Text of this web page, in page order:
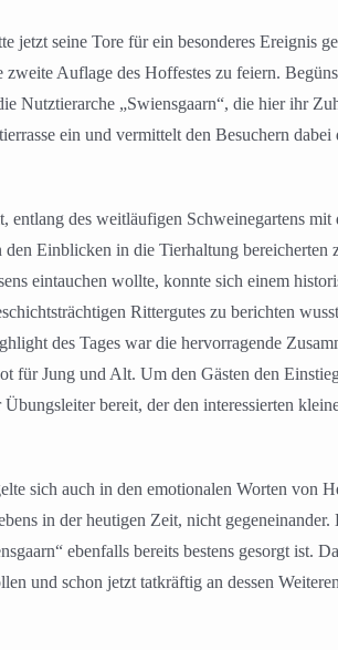
seine Tore für ein besonderes Ereignis
Auflage des Hoffestes zu feiern.
Nutztierarche „Swiensgaarn“, die hier ihr
ein und vermittelt den Besuchern
entlang des weitläufigen Schweinegartens
Einblicken in die Tierhaltung
eintauchen wollte, konnte sich einem
Rittergutes zu berichten
des Tages war die hervorragende
für Jung und Alt. Um den Gästen den
bereit, der den interessierten
sich auch in den emotionalen Worten
in der heutigen Zeit, nicht
ebenfalls bereits bestens gesorgt
und schon jetzt tatkräftig an dessen